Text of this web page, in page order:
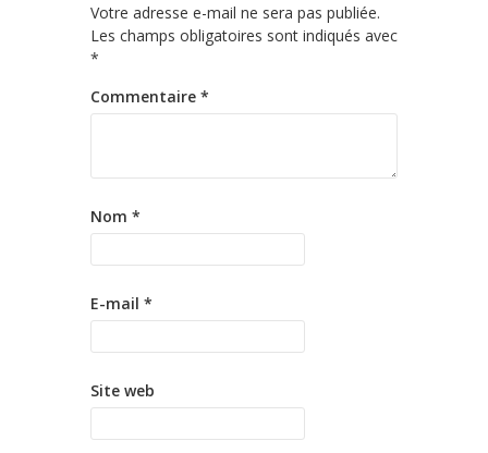
Votre adresse e-mail ne sera pas publiée.
Les champs obligatoires sont indiqués avec
*
Commentaire *
Nom *
E-mail *
Site web